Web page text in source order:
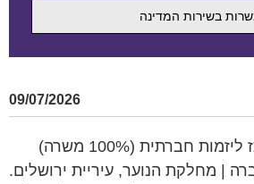
בשירות המדינה
09/07/2026
חברתית (100% משרה)
| מחלקת הנוער, עיריית ירושלים.